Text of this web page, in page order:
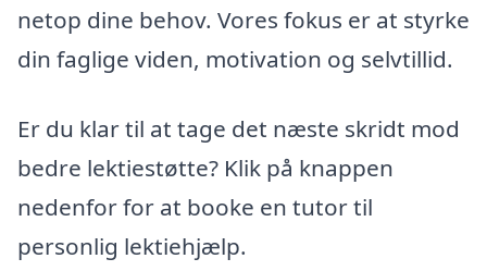
netop dine behov. Vores fokus er at styrke
din faglige viden, motivation og selvtillid.
Er du klar til at tage det næste skridt mod
bedre lektiestøtte? Klik på knappen
nedenfor for at booke en tutor til
personlig lektiehjælp.